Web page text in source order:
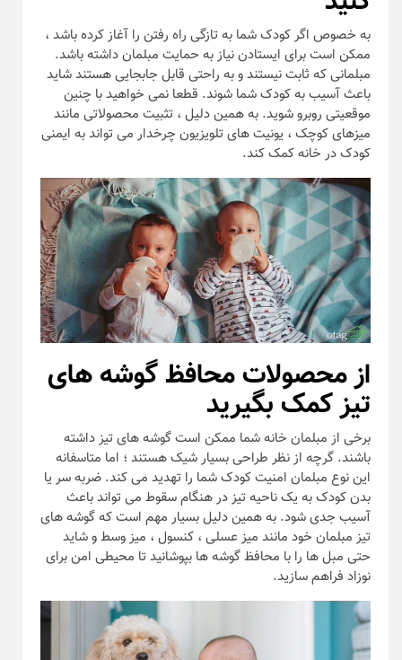
به خصوص اگر کودک شما به تازگی راه رفتن را آغاز کرده باشد ،
ممکن است برای ایستادن نیاز به حمایت مبلمان داشته باشد.
مبلمانی که ثابت نیستند و به راحتی قابل جابجایی هستند شاید
باعث آسیب به کودک شما شوند. قطعا نمی خواهید با چنین
موقعیتی روبرو شوید. به همین دلیل ، تثبیت محصولاتی مانند
میزهای کوچک ، یونیت های تلویزیون چرخدار می تواند به ایمنی
کودک در خانه کمک کند.
از محصولات محافظ گوشه های
تیز کمک بگیرید
برخی از مبلمان خانه شما ممکن است گوشه های تیز داشته
باشند. گرچه از نظر طراحی بسیار شیک هستند ؛ اما متاسفانه
این نوع مبلمان امنیت کودک شما را تهدید می کند. ضربه سر یا
بدن کودک به یک ناحیه تیز در هنگام سقوط می تواند باعث
آسیب جدی شود. به همین دلیل بسیار مهم است که گوشه های
تیز مبلمان خود مانند میز عسلی ، کنسول ، میز وسط و شاید
حتی مبل ها را با محافظ گوشه ها بپوشانید تا محیطی امن برای
نوزاد فراهم سازید.